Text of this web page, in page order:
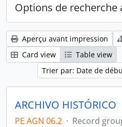
Options de recherche
Aperçu avant impression
Card view
Table view
Trier par: Date de
ARCHIVO HISTÓRICO
PE AGN 06.2 · Record